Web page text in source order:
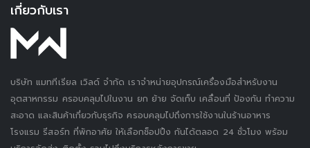
เกี่ยวกับเรา
บริษัท แมททีเรียล เวิลด์ จำกัด เราจำหน่ายอุปกรณ์เครื่องมือสำหรับงาน
อุตสาหกรรม ครอบคลุมไปในงาน ยก ย้าย จัดเก็บ เคลื่อนที่ ป้องกัน ทำความ
สะอาด และสินค้าเกี่ยวกับธุรกิจ ครอบคลุมไปถึงการใช้งานในร้านอาหาร
โรงแรม รีสอร์ท ที่พักอาศัย ให้เลือกช็อปปิ้ง กันได้ตลอด 24 ชั่วโมง พร้อม